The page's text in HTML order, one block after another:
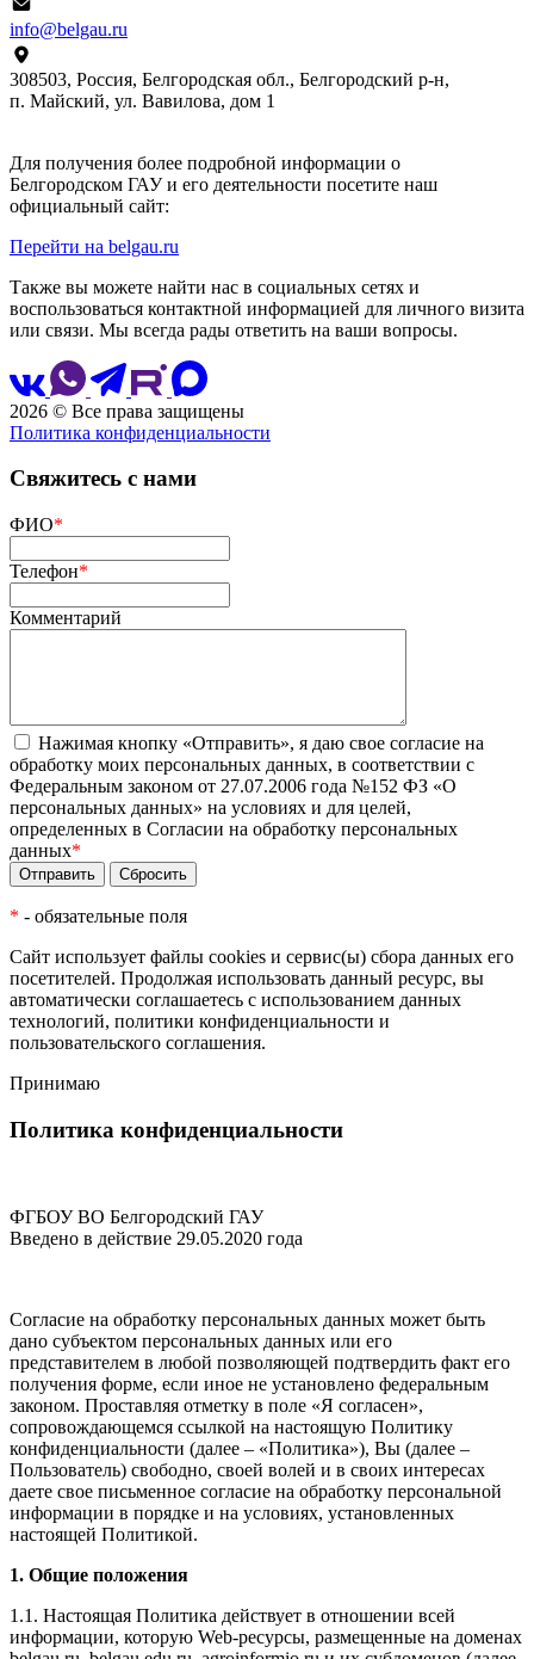
info@belgau.ru
308503, Россия, Белгородская обл., Белгородский р‑н,
п. Майский, ул. Вавилова, дом 1
Для получения более подробной информации о
Белгородском ГАУ и его деятельности посетите наш
официальный сайт:
Перейти на belgau.ru
Также вы можете найти нас в социальных сетях и
воспользоваться контактной информацией для личного визита
или связи. Мы всегда рады ответить на ваши вопросы.
2026 © Все права защищены
Политика конфиденциальности
Свяжитесь с нами
ФИО*
Телефон*
Комментарий
Нажимая кнопку «Отправить», я даю свое согласие на
обработку моих персональных данных, в соответствии с
Федеральным законом от 27.07.2006 года №152 ФЗ «О
персональных данных» на условиях и для целей,
определенных в Согласии на обработку персональных
данных*
* - обязательные поля
Сайт использует файлы cookies и сервис(ы) сбора данных его
посетителей. Продолжая использовать данный ресурс, вы
автоматически соглашаетесь с использованием данных
технологий, политики конфиденциальности и
пользовательского соглашения.
Принимаю
Политика конфиденциальности
ФГБОУ ВО Белгородский ГАУ
Введено в действие 29.05.2020 года
Согласие на обработку персональных данных может быть
дано субъектом персональных данных или его
представителем в любой позволяющей подтвердить факт его
получения форме, если иное не установлено федеральным
законом. Проставляя отметку в поле «Я согласен»,
сопровождающемся ссылкой на настоящую Политику
конфиденциальности (далее – «Политика»), Вы (далее –
Пользователь) свободно, своей волей и в своих интересах
даете свое письменное согласие на обработку персональной
информации в порядке и на условиях, установленных
настоящей Политикой.
1. Общие положения
1.1. Настоящая Политика действует в отношении всей
информации, которую Web-ресурсы, размещенные на доменах